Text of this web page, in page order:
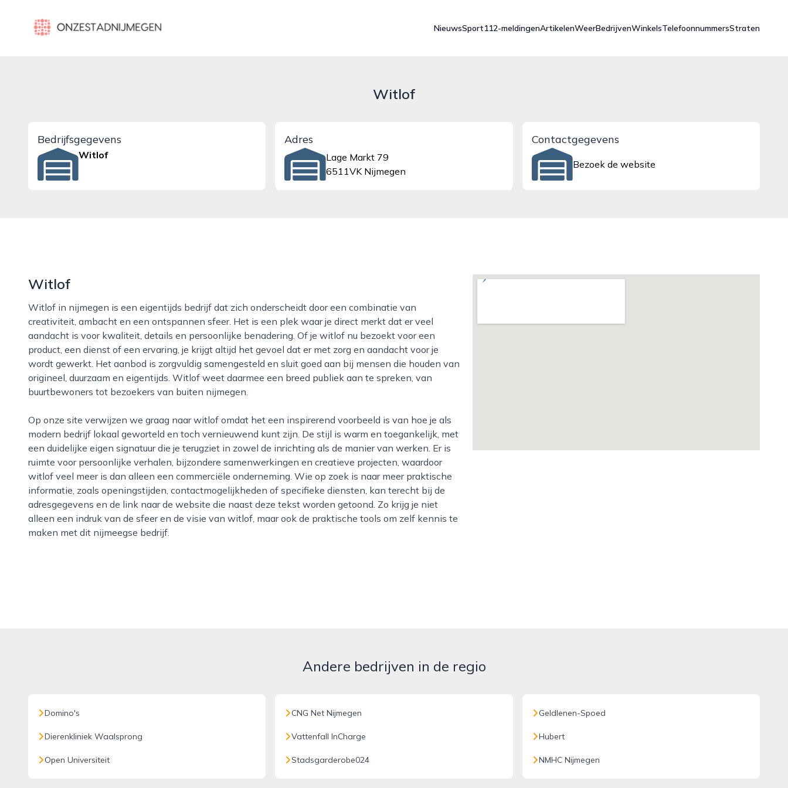
onzestadnijmegen.nl
NieuwsSport112-meldingenArtikelenWeerBedrijvenWinkelsTelefoonnummersStraten
Witlof
Bedrijfsgegevens
Witlof
Adres
Lage Markt 79
6511VK Nijmegen
Contactgegevens
Bezoek de website
Witlof
Witlof in nijmegen is een eigentijds bedrijf dat zich onderscheidt door een combinatie van
creativiteit, ambacht en een ontspannen sfeer. Het is een plek waar je direct merkt dat er veel
aandacht is voor kwaliteit, details en persoonlijke benadering. Of je witlof nu bezoekt voor een
product, een dienst of een ervaring, je krijgt altijd het gevoel dat er met zorg en aandacht voor je
wordt gewerkt. Het aanbod is zorgvuldig samengesteld en sluit goed aan bij mensen die houden van
origineel, duurzaam en eigentijds. Witlof weet daarmee een breed publiek aan te spreken, van
buurtbewoners tot bezoekers van buiten nijmegen.
Op onze site verwijzen we graag naar witlof omdat het een inspirerend voorbeeld is van hoe je als
modern bedrijf lokaal geworteld en toch vernieuwend kunt zijn. De stijl is warm en toegankelijk, met
een duidelijke eigen signatuur die je terugziet in zowel de inrichting als de manier van werken. Er is
ruimte voor persoonlijke verhalen, bijzondere samenwerkingen en creatieve projecten, waardoor
witlof veel meer is dan alleen een commerciële onderneming. Wie op zoek is naar meer praktische
informatie, zoals openingstijden, contactmogelijkheden of specifieke diensten, kan terecht bij de
adresgegevens en de link naar de website die naast deze tekst worden getoond. Zo krijg je niet
alleen een indruk van de sfeer en de visie van witlof, maar ook de praktische tools om zelf kennis te
maken met dit nijmeegse bedrijf.
Andere bedrijven in de regio
Domino's
Dierenkliniek Waalsprong
Open Universiteit
CNG Net Nijmegen
Vattenfall InCharge
Stadsgarderobe024
Geldlenen-Spoed
Hubert
NMHC Nijmegen